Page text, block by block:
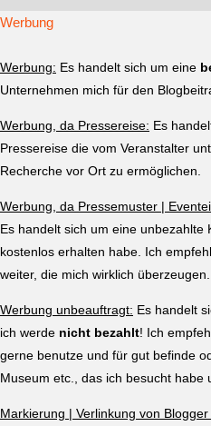
Werbung
Werbung: Es handelt sich um eine
Unternehmen mich für den
Werbung, da Pressereise: Es
Pressereise die vom Veranstalter
Recherche vor Ort zu ermöglichen.
Werbung, da Pressemuster |
Es handelt sich um eine
kostenlos erhalten habe. Ich
weiter, die mich wirklich überzeugen.
Werbung unbeauftragt: Es handelt
ich werde nicht bezahlt! Ich
gerne benutze und für gut befinde
Museum etc., das ich besucht habe
Markierung | Verlinkung von